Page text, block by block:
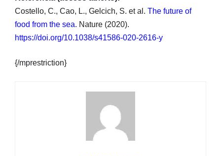
Costello, C., Cao, L., Gelcich, S. et al. The future of
food from the sea. Nature (2020).
https://doi.org/10.1038/s41586-020-2616-y
{/mprestriction}